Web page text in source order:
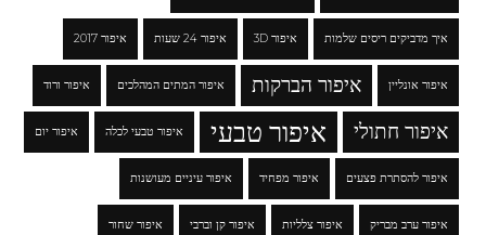
איך מדביקים ריסים שלמות איפור 3D איפור 24 שעות איפור 2017
איפור אונליין איפור הברקות איפור המתים המהלכים איפור ורוד
איפור חתולי איפור טבעי איפור טבעי לכלה איפור יום
איפור להסתרת פצעים איפור מפחיד איפור עיניים מעושנות
איפור ערב מבריק איפור צלליות איפור קן וברבי איפור שחור